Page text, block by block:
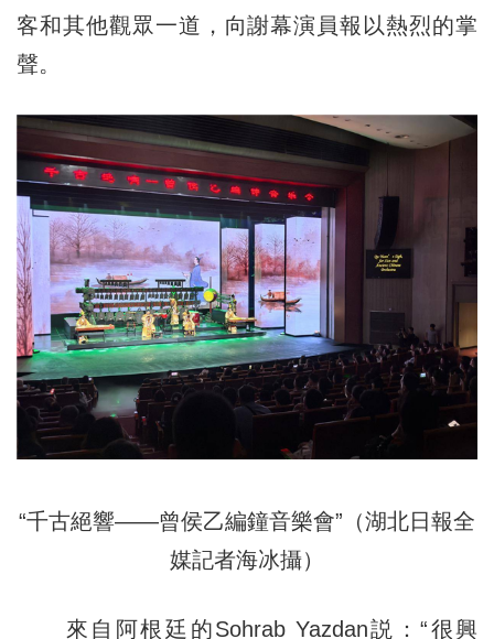
客和其他觀眾一道，向謝幕演員報以熱烈的掌
聲。
“千古絕響——曾侯乙編鐘音樂會”（湖北日報全
媒記者海冰攝）
來自阿根廷的Sohrab Yazdan説：“很興